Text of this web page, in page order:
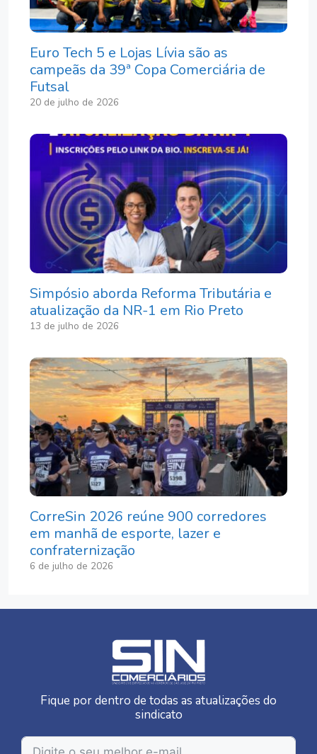
Euro Tech 5 e Lojas Lívia são as
campeãs da 39ª Copa Comerciária de
Futsal
20 de julho de 2026
Simpósio aborda Reforma Tributária e
atualização da NR-1 em Rio Preto
13 de julho de 2026
CorreSin 2026 reúne 900 corredores
em manhã de esporte, lazer e
confraternização
6 de julho de 2026
Fique por dentro de todas as atualizações do
sindicato